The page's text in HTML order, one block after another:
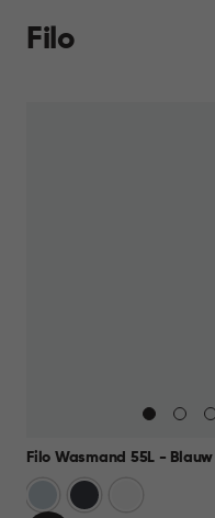
Filo
Filo Wasmand 55L - Blauw
BlauwAntraciet